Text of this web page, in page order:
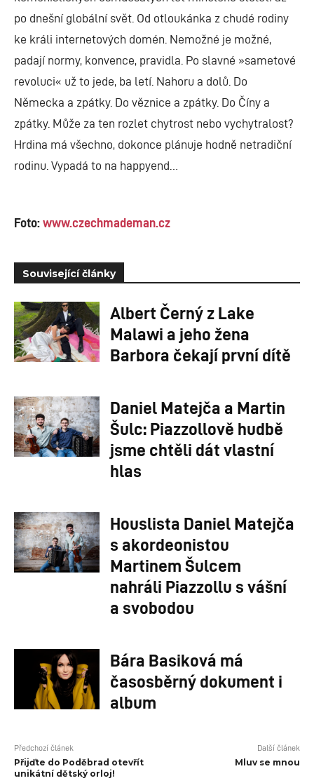
po dnešní globální svět. Od otloukánka z chudé rodiny
ke králi internetových domén. Nemožné je možné,
padají normy, konvence, pravidla. Po slavné »sametové
revoluci« už to jede, ba letí. Nahoru a dolů. Do
Německa a zpátky. Do věznice a zpátky. Do Číny a
zpátky. Může za ten rozlet chytrost nebo vychytralost?
Hrdina má všechno, dokonce plánuje hodně netradiční
rodinu. Vypadá to na happyend…
Foto:www.czechmademan.cz
Související články
Albert Černý z Lake
Malawi a jeho žena
Barbora čekají první dítě
Daniel Matejča a Martin
Šulc: Piazzollově hudbě
jsme chtěli dát vlastní
hlas
Houslista Daniel Matejča
s akordeonistou
Martinem Šulcem
nahráli Piazzollu s vášní
a svobodou
Bára Basiková má
časosběrný dokument i
album
Předchozí článek
Přijďte do Poděbrad otevřít
unikátní dětský orloj!
Další článek
Mluv se mnou